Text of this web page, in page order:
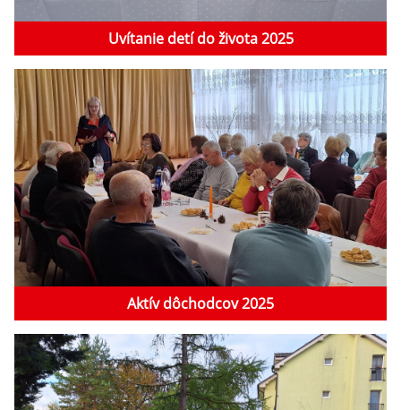
Uvítanie detí do života 2025
Aktív dôchodcov 2025